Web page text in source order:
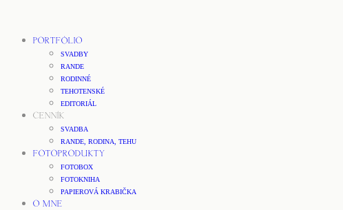
PORTFÓLIO
SVADBY
RANDE
RODINNÉ
TEHOTENSKÉ
EDITORIÁL
CENNÍK
SVADBA
RANDE, RODINA, TEHU
FOTOPRODUKTY
FOTOBOX
FOTOKNIHA
PAPIEROVÁ KRABIČKA
O MNE